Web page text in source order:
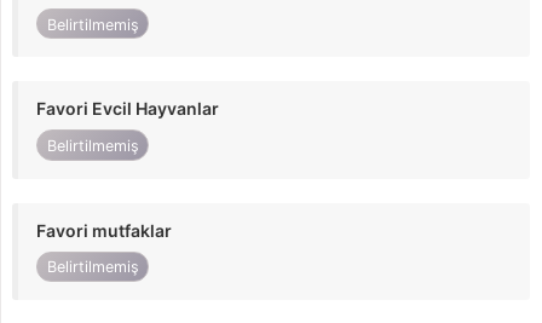
Belirtilmemiş
Favori Evcil Hayvanlar
Belirtilmemiş
Favori mutfaklar
Belirtilmemiş